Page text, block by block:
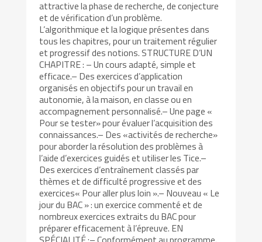
attractive la phase de recherche, de conjecture
et de vérification d’un problème.
L’algorithmique et la logique présentes dans
tous les chapitres, pour un traitement régulier
et progressif des notions. STRUCTURE D’UN
CHAPITRE : – Un cours adapté, simple et
efficace.– Des exercices d’application
organisés en objectifs pour un travail en
autonomie, à la maison, en classe ou en
accompagnement personnalisé.– Une page «
Pour se tester» pour évaluer l’acquisition des
connaissances.– Des «activités de recherche»
pour aborder la résolution des problèmes à
l’aide d’exercices guidés et utiliser les Tice.–
Des exercices d’entraînement classés par
thèmes et de difficulté progressive et des
exercices« Pour aller plus loin ».– Nouveau « Le
jour du BAC » : un exercice commenté et de
nombreux exercices extraits du BAC pour
préparer efficacement à l’épreuve. EN